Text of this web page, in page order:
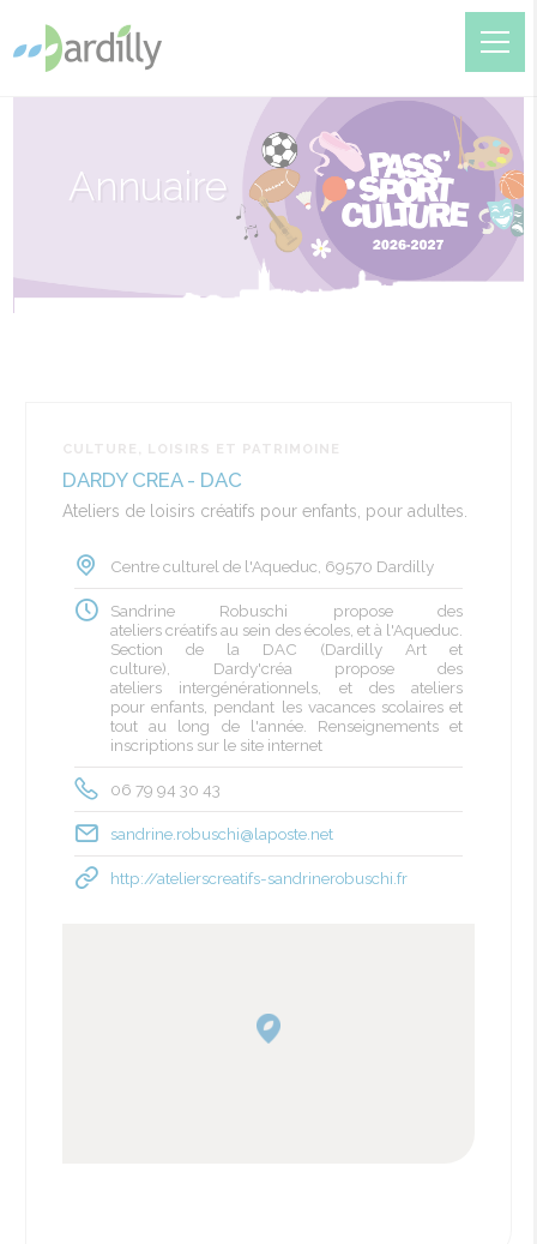
Annuaire
CULTURE, LOISIRS ET PATRIMOINE
DARDY CREA - DAC
Ateliers de loisirs créatifs pour enfants, pour adultes.
Centre culturel de l'Aqueduc, 69570 Dardilly
Sandrine Robuschi propose des
ateliers créatifs au sein des écoles, et à l'Aqueduc.
Section de la DAC (Dardilly Art et
culture), Dardy'créa propose des
ateliers intergénérationnels, et des ateliers
pour enfants, pendant les vacances scolaires et
tout au long de l'année. Renseignements et
inscriptions sur le site internet
06 79 94 30 43
sandrine.robuschi@laposte.net
http://atelierscreatifs-sandrinerobuschi.fr